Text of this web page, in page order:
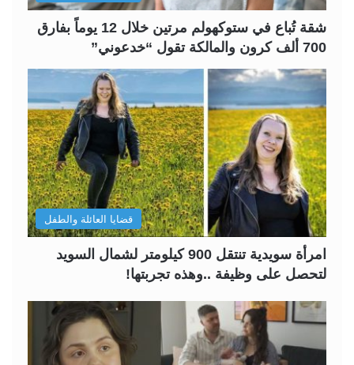
شقة تُباع في ستوكهولم مرتين خلال 12 يوماً بفارق
700 ألف كرون والمالكة تقول “خدعوني”
قضايا العائلة والطفل
امرأة سويدية تنتقل 900 كيلومتر لشمال السويد
لتحصل على وظيفة ..وهذه تجربتها!